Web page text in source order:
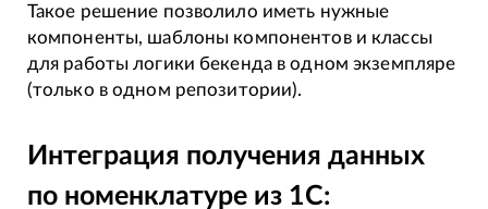
Такое решение позволило иметь нужные
компоненты, шаблоны компонентов и классы
для работы логики бекенда в одном экземпляре
(только в одном репозитории).
Интеграция получения данных
по номенклатуре из 1С: